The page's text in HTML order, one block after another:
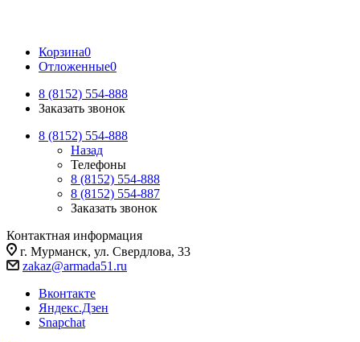
Корзина0
Отложенные0
8 (8152) 554-888
Заказать звонок
8 (8152) 554-888
Назад
Телефоны
8 (8152) 554-888
8 (8152) 554-887
Заказать звонок
Контактная информация
г. Мурманск, ул. Свердлова, 33
zakaz@armada51.ru
Вконтакте
Яндекс.Дзен
Snapchat